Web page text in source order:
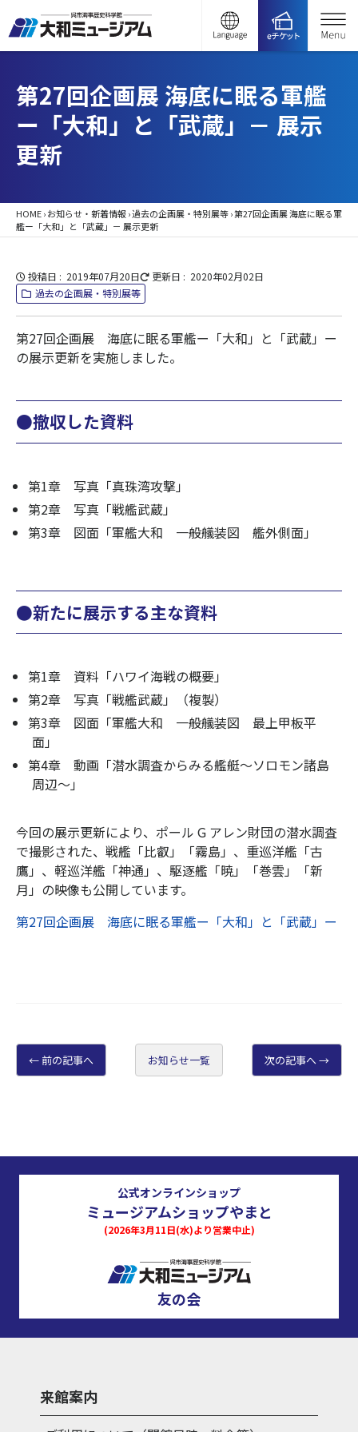
第27回企画展 海底に眠る軍艦
ー「大和」と「武蔵」－ 展示
更新
HOME›お知らせ・新着情報 ›過去の企画展・特別展等›第27回企画展 海底に眠る軍
艦ー「大和」と「武蔵」－ 展示更新
投稿日 2019年07月20日 更新日
2020年02月02日
過去の企画展・特別展等
第27回企画展 海底に眠る軍艦ー「大和」と「武蔵」ー
の展示更新を実施しました。
●撤収した資料
第1章 写真「真珠湾攻撃」
第2章 写真「戦艦武蔵」
第3章 図面「軍艦大和 一般艤装図 艦外側面」
●新たに展示する主な資料
第1章 資料「ハワイ海戦の概要」
第2章 写真「戦艦武蔵」（複製）
第3章 図面「軍艦大和 一般艤装図 最上甲板平
面」
第4章 動画「潜水調査からみる艦艇～ソロモン諸島
周辺～」
今回の展示更新により、ポール G アレン財団の潜水調査
で撮影された、戦艦「比叡」「霧島」、重巡洋艦「古
鷹」、軽巡洋艦「神通」、駆逐艦「暁」「巻雲」「新
月」の映像も公開しています。
第27回企画展 海底に眠る軍艦ー「大和」と「武蔵」ー
前の記事へ お知らせ一覧 次の記事へ
公式オンラインショップ
ミュージアムショップやまと
(2026年3月11日(水)より営業中止)
友の会
来館案内